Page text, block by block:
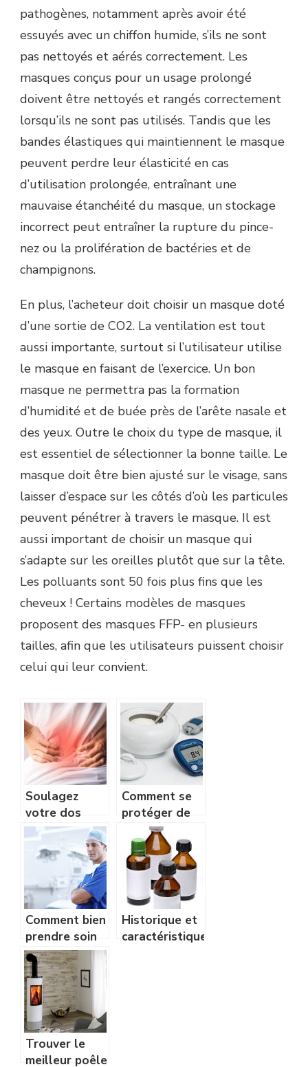
pathogènes, notamment après avoir été
essuyés avec un chiffon humide, s’ils ne sont
pas nettoyés et aérés correctement. Les
masques conçus pour un usage prolongé
doivent être nettoyés et rangés correctement
lorsqu’ils ne sont pas utilisés. Tandis que les
bandes élastiques qui maintiennent le masque
peuvent perdre leur élasticité en cas
d’utilisation prolongée, entraînant une
mauvaise étanchéité du masque, un stockage
incorrect peut entraîner la rupture du pince-
nez ou la prolifération de bactéries et de
champignons.
En plus, l’acheteur doit choisir un masque doté
d’une sortie de CO2. La ventilation est tout
aussi importante, surtout si l’utilisateur utilise
le masque en faisant de l’exercice. Un bon
masque ne permettra pas la formation
d’humidité et de buée près de l’arête nasale et
des yeux. Outre le choix du type de masque, il
est essentiel de sélectionner la bonne taille. Le
masque doit être bien ajusté sur le visage, sans
laisser d’espace sur les côtés d’où les particules
peuvent pénétrer à travers le masque. Il est
aussi important de choisir un masque qui
s’adapte sur les oreilles plutôt que sur la tête.
Les polluants sont 50 fois plus fins que les
cheveux ! Certains modèles de masques
proposent des masques FFP- en plusieurs
tailles, afin que les utilisateurs puissent choisir
celui qui leur convient.
Soulagez
votre dos
avec ces
astuces
Comment se
protéger de
la maladie du
diabète?
Comment bien
prendre soin
de vos dents?
Historique et
caractéristiques
Trouver le
meilleur poêle